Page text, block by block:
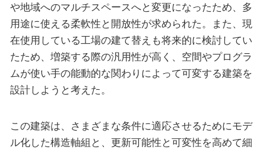
や地域へのマルチスペースへと変更になったため、多
用途に使える柔軟性と開放性が求められた。また、現
在使用している工場の建て替えも将来的に検討してい
たため、増築する際の汎用性が高く、空間やプログラ
ムが使い手の能動的な関わりによって可変する建築を
設計しようと考えた。
この建築は、さまざまな条件に適応させるためにモデ
ル化した構造軸組と、更新可能性と可変性を高めて細